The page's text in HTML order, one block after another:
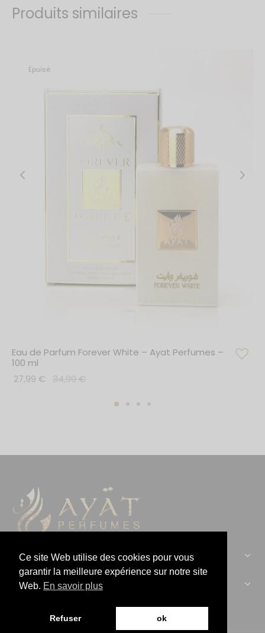
Produits similaires
Épuisé
Eau de Parfum Forever White – Ayat Perfumes –
100 ml
27,99 € 34,99€
CONTACTEZ-NOUS :
AYAT PERFUMES :
Ce site Web utilise des cookies pour vous
garantir la meilleure expérience sur notre site
Web. En savoir plus
Refuser ok